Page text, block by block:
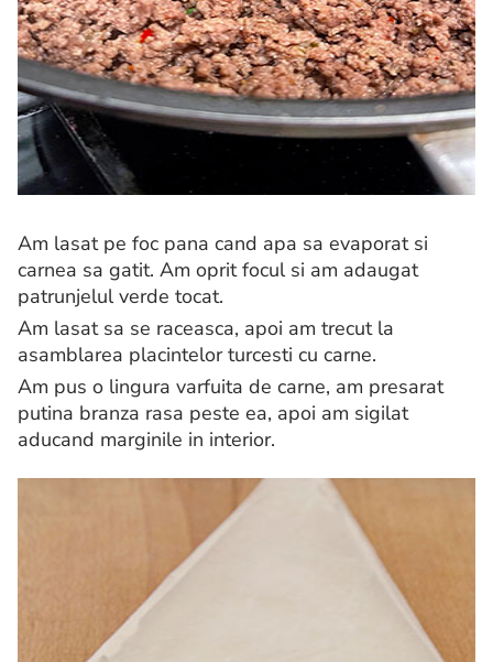
Am lasat pe foc pana cand apa sa evaporat si
carnea sa gatit. Am oprit focul si am adaugat
patrunjelul verde tocat.
Am lasat sa se raceasca, apoi am trecut la
asamblarea placintelor turcesti cu carne.
Am pus o lingura varfuita de carne, am presarat
putina branza rasa peste ea, apoi am sigilat
aducand marginile in interior.